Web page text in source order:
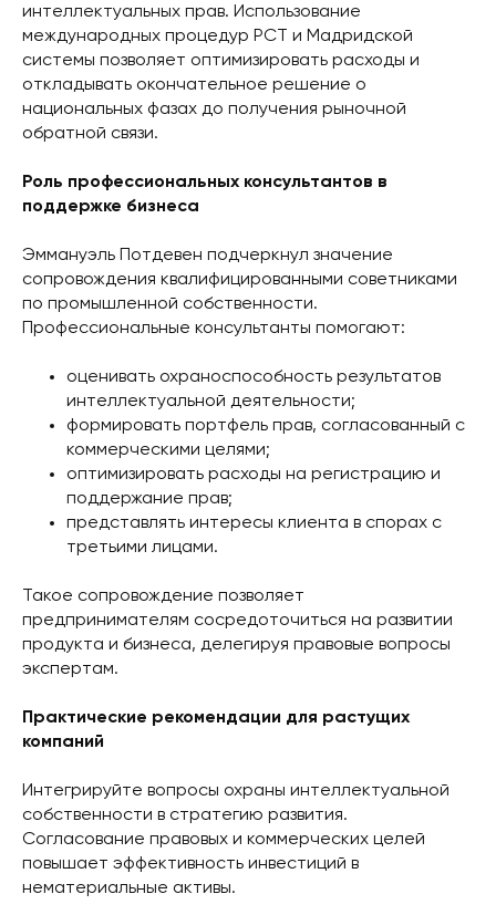
интеллектуальных прав. Использование
международных процедур РСТ и Мадридской
системы позволяет оптимизировать расходы и
откладывать окончательное решение о
национальных фазах до получения рыночной
обратной связи.
Роль профессиональных консультантов в
поддержке бизнеса
Эммануэль Потдевен подчеркнул значение
сопровождения квалифицированными советниками
по промышленной собственности.
Профессиональные консультанты помогают:
оценивать охраноспособность результатов
интеллектуальной деятельности;
формировать портфель прав, согласованный с
коммерческими целями;
оптимизировать расходы на регистрацию и
поддержание прав;
представлять интересы клиента в спорах с
третьими лицами.
Такое сопровождение позволяет
предпринимателям сосредоточиться на развитии
продукта и бизнеса, делегируя правовые вопросы
экспертам.
Практические рекомендации для растущих
компаний
Интегрируйте вопросы охраны интеллектуальной
собственности в стратегию развития.
Согласование правовых и коммерческих целей
повышает эффективность инвестиций в
нематериальные активы.